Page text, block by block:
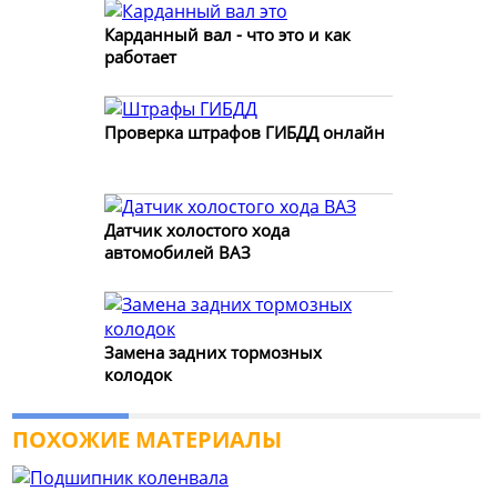
Карданный вал - что это и как
работает
Проверка штрафов ГИБДД онлайн
Датчик холостого хода
автомобилей ВАЗ
Замена задних тормозных
колодок
ПОХОЖИЕ МАТЕРИАЛЫ